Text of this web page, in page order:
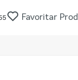
Favoritar